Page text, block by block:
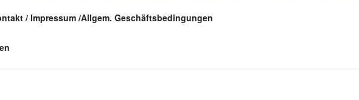
/ Impressum /Allgem. Geschäftsbedingungen